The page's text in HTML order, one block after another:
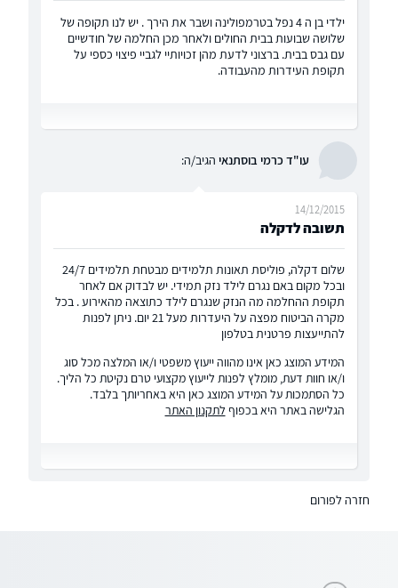
ילדי בן ה 4 נפל בטרמפולינה ושבר את הירך . יש לנו תקופה של
שלושה שבועות בבית החולים ולאחר מכן החלמה של חודשיים
עם גבס בבית. ברצוני לדעת מהן זכויותיי לגביי פיצוי כספי על
תקופת העידרות מהעבודה.
עו"ד כרמי בוסתנאי הגיב/ה:
תשובה לדקלה
14/12/2015
שלום דקלה, פוליסת תאונות תלמידים מבטחת תלמידים 24/7
ובכל מקום באם נגרם לילד נזק תמידי. יש לבדוק אם לאחר
תקופת ההחלמה מה הנזק שנגרם לילד כתוצאה מהאירוע . בכל
מקרה הביטוח מפצה על היעדרות מעל 21 יום. ניתן לפנות
להתייעצות פרטנית בטלפון
המידע המוצג כאן אינו מהווה ייעוץ משפטי ו/או המלצה מכל סוג
ו/או חוות דעת, מומלץ לפנות לייעוץ מקצועי טרם נקיטת כל הליך.
כל הסתמכות על המידע המוצג כאן היא באחריותך בלבד.
הגלישה באתר היא בכפוף לתקנון האתר
חזרה לפורום